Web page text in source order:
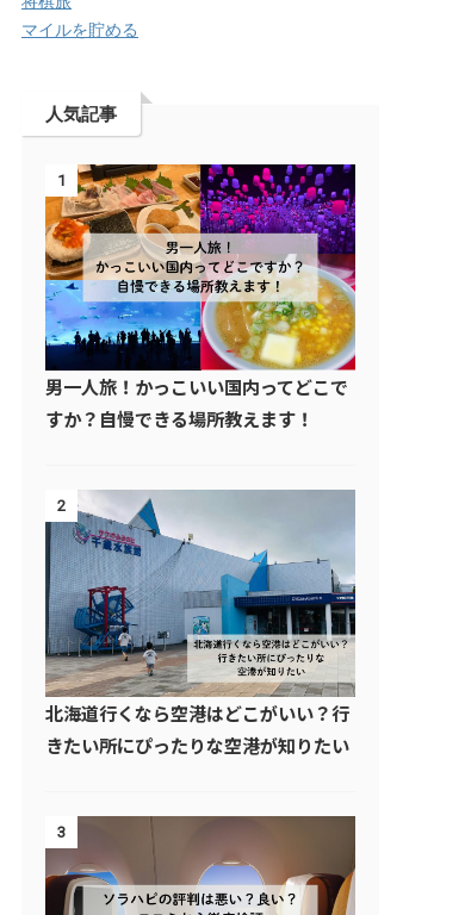
マイルを貯める
人気記事
1
男一人旅！かっこいい国内ってどこで
すか？自慢できる場所教えます！
2
北海道行くなら空港はどこがいい？行
きたい所にぴったりな空港が知りたい
3